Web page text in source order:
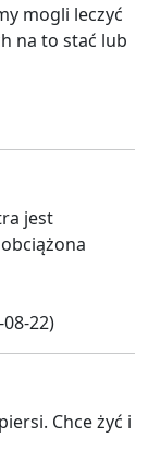
mogli leczyć
na to stać lub
jest
22)
Chce żyć i